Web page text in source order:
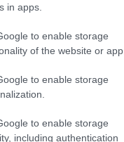
in apps.
to enable storage
of the website or app.
to enable storage
to enable storage
including authentication